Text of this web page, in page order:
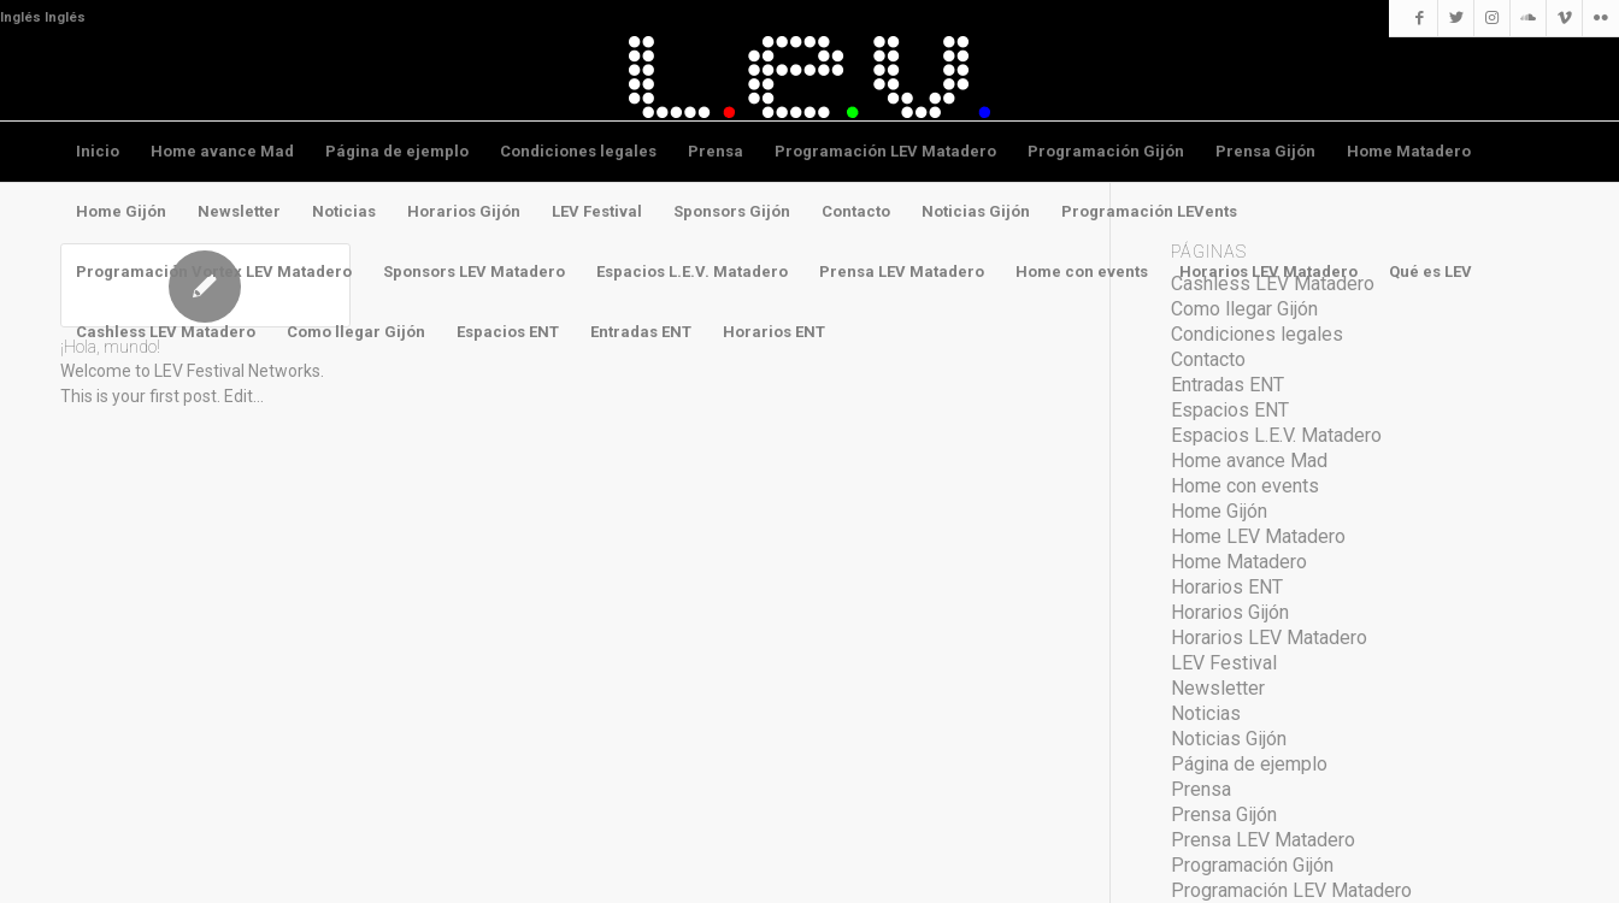
Inglés Inglés
Inicio Home avance Mad Página de ejemplo Condiciones legales Prensa Programación LEV Matadero Programación Gijón Prensa Gijón Home Matadero
Home Gijón Newsletter Noticias Horarios Gijón LEV Festival Sponsors Gijón Contacto Noticias Gijón Programación LEVents
Programación Vortex LEV Matadero Sponsors LEV Matadero Espacios L.E.V. Matadero Prensa LEV Matadero Home con events Horarios LEV Matadero Qué es LEV
Cashless LEV Matadero Como llegar Gijón Espacios ENT Entradas ENT Horarios ENT
¡Hola, mundo!
Welcome to LEV Festival Networks.
This is your first post. Edit…
PÁGINAS
Cashless LEV Matadero
Como llegar Gijón
Condiciones legales
Contacto
Entradas ENT
Espacios ENT
Espacios L.E.V. Matadero
Home avance Mad
Home con events
Home Gijón
Home LEV Matadero
Home Matadero
Horarios ENT
Horarios Gijón
Horarios LEV Matadero
LEV Festival
Newsletter
Noticias
Noticias Gijón
Página de ejemplo
Prensa
Prensa Gijón
Prensa LEV Matadero
Programación Gijón
Programación LEV Matadero